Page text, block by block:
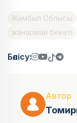
Жамбыл Облысы
жанармай бекеті
Бөлісу:
Автор